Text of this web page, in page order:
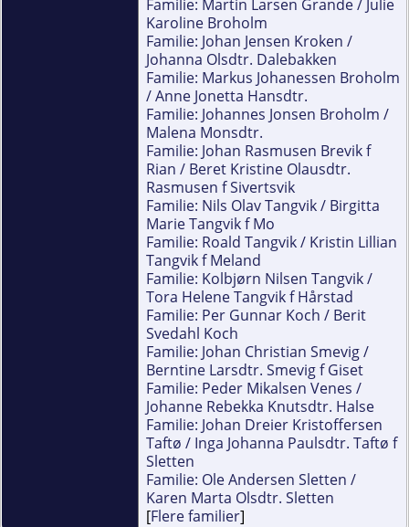
Familie: Martin Larsen Grande / Julie
Karoline Broholm
Familie: Johan Jensen Kroken /
Johanna Olsdtr. Dalebakken
Familie: Markus Johanessen Broholm
/ Anne Jonetta Hansdtr.
Familie: Johannes Jonsen Broholm /
Malena Monsdtr.
Familie: Johan Rasmusen Brevik f
Rian / Beret Kristine Olausdtr.
Rasmusen f Sivertsvik
Familie: Nils Olav Tangvik / Birgitta
Marie Tangvik f Mo
Familie: Roald Tangvik / Kristin Lillian
Tangvik f Meland
Familie: Kolbjørn Nilsen Tangvik /
Tora Helene Tangvik f Hårstad
Familie: Per Gunnar Koch / Berit
Svedahl Koch
Familie: Johan Christian Smevig /
Berntine Larsdtr. Smevig f Giset
Familie: Peder Mikalsen Venes /
Johanne Rebekka Knutsdtr. Halse
Familie: Johan Dreier Kristoffersen
Taftø / Inga Johanna Paulsdtr. Taftø f
Sletten
Familie: Ole Andersen Sletten /
Karen Marta Olsdtr. Sletten
[Flere familier]